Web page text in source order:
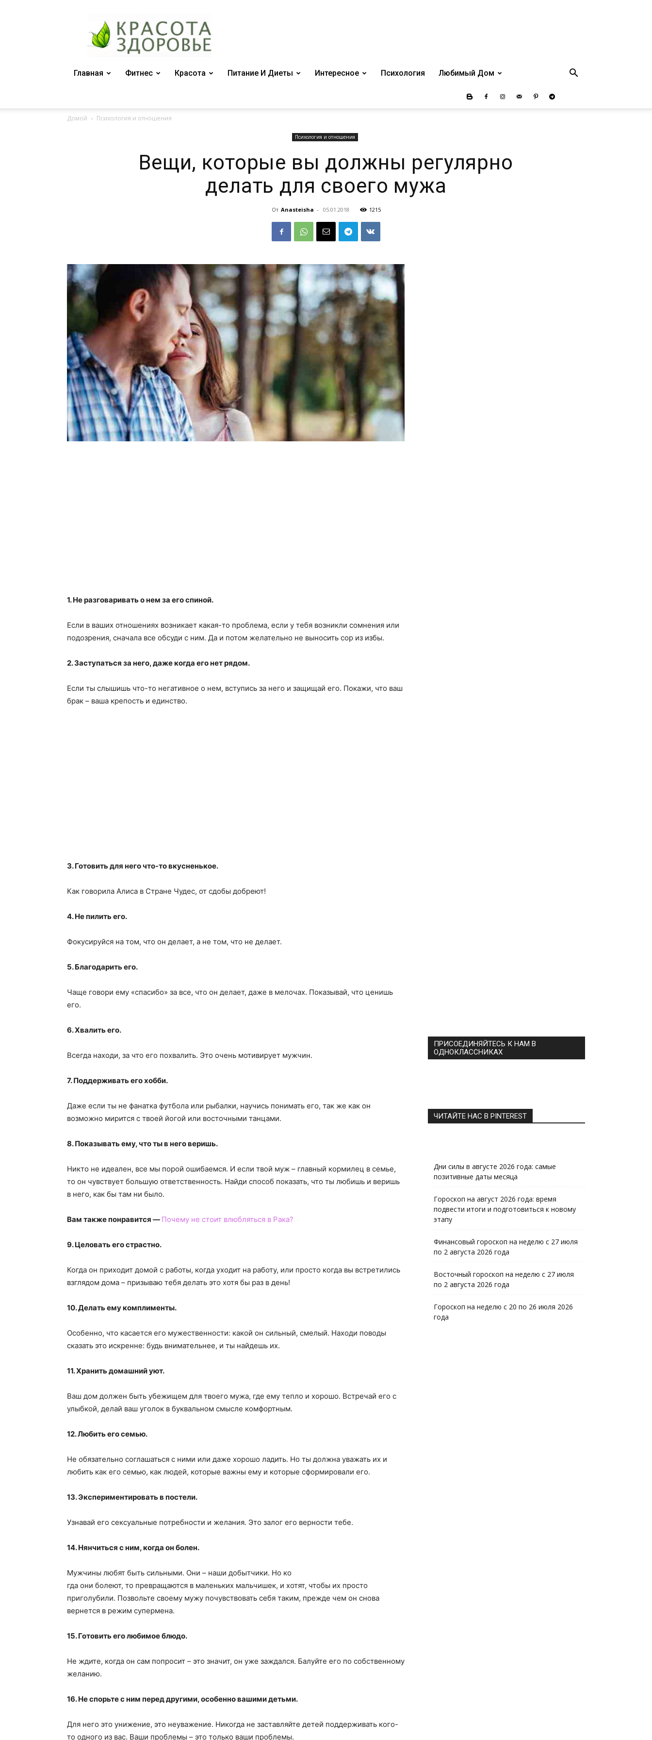
журнал
"Красота
и
Главная
Фитнес Красота Питание И Диеты Интересное Психология Любимый Дом
Домой Психология и отношения
Психология и отношения
Вещи, которые вы должны регулярно
делать для своего мужа
От Anasteisha - 05.01.2018 1215
1. Не разговаривать о нем за его спиной.
Если в ваших отношениях возникает какая-то проблема, если у тебя возникли сомнения или
подозрения, сначала все обсуди с ним. Да и потом желательно не выносить сор из избы.
2. Заступаться за него, даже когда его нет рядом.
Если ты слышишь что-то негативное о нем, вступись за него и защищай его. Покажи, что ваш
брак – ваша крепость и единство.
3. Готовить для него что-то вкусненькое.
Как говорила Алиса в Стране Чудес, от сдобы добреют!
4. Не пилить его.
Фокусируйся на том, что он делает, а не том, что не делает.
5. Благодарить его.
Чаще говори ему «спасибо» за все, что он делает, даже в мелочах. Показывай, что ценишь
его.
6. Хвалить его.
Всегда находи, за что его похвалить. Это очень мотивирует мужчин.
7. Поддерживать его хобби.
Даже если ты не фанатка футбола или рыбалки, научись понимать его, так же как он
возможно мирится с твоей йогой или восточными танцами.
8. Показывать ему, что ты в него веришь.
Никто не идеален, все мы порой ошибаемся. И если твой муж – главный кормилец в семье,
то он чувствует большую ответственность. Найди способ показать, что ты любишь и веришь
в него, как бы там ни было.
Вам также понравится — Почему не стоит влюбляться в Рака?
9. Целовать его страстно.
Когда он приходит домой с работы, когда уходит на работу, или просто когда вы встретились
взглядом дома – призываю тебя делать это хотя бы раз в день!
10. Делать ему комплименты.
Особенно, что касается его мужественности: какой он сильный, смелый. Находи поводы
сказать это искренне: будь внимательнее, и ты найдешь их.
11. Хранить домашний уют.
Ваш дом должен быть убежищем для твоего мужа, где ему тепло и хорошо. Встречай его с
улыбкой, делай ваш уголок в буквальном смысле комфортным.
12. Любить его семью.
Не обязательно соглашаться с ними или даже хорошо ладить. Но ты должна уважать их и
любить как его семью, как людей, которые важны ему и которые сформировали его.
13. Экспериментировать в постели.
Узнавай его сексуальные потребности и желания. Это залог его верности тебе.
14. Нянчиться с ним, когда он болен.
Мужчины любят быть сильными. Они – наши добытчики. Но ко
гда они болеют, то превращаются в маленьких мальчишек, и хотят, чтобы их просто
приголубили. Позвольте своему мужу почувствовать себя таким, прежде чем он снова
вернется в режим супермена.
15. Готовить его любимое блюдо.
Не ждите, когда он сам попросит – это значит, он уже заждался. Балуйте его по собственному
желанию.
16. Не спорьте с ним перед другими, особенно вашими детьми.
Для него это унижение, это неуважение. Никогда не заставляйте детей поддерживать кого-
то одного из вас. Ваши проблемы – это только ваши проблемы.
ПРИСОЕДИНЯЙТЕСЬ К НАМ В
ОДНОКЛАССНИКАХ
ЧИТАЙТЕ НАС В PINTEREST
Дни силы в августе 2026 года: самые
позитивные даты месяца
Гороскоп на август 2026 года: время
подвести итоги и подготовиться к новому
этапу
Финансовый гороскоп на неделю с 27 июля
по 2 августа 2026 года
Восточный гороскоп на неделю с 27 июля
по 2 августа 2026 года
Гороскоп на неделю с 20 по 26 июля 2026
года